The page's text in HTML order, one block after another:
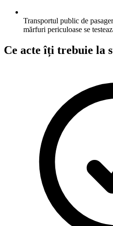
Transportul public de
mărfuri periculoase se
Ce acte îți trebuie la